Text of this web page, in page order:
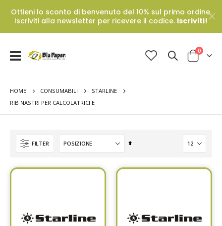
Ottieni lo sconto di benvenuto del 10% sul primo ordine.
Iscriviti alla newsletter per ricevere il codice. Iscriviti!
Toggle
Cart
0Prodotti
HOME CONSUMABILI
STARLINE
RIB NASTRI PER CALCOLATRICI E
FILTER
Set